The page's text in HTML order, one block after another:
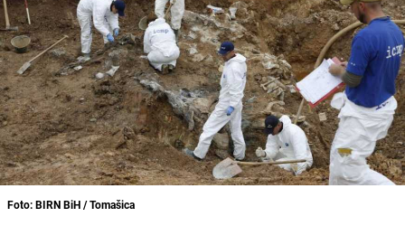
Foto: BIRN BiH / Tomašica